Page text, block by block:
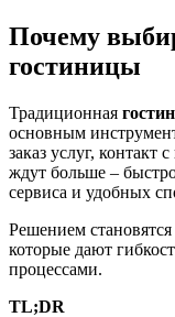
Почему
гостиницы
Традиционная
основным
заказ услуг, контакт
ждут больше –
сервиса и удобных
Решением становятся
которые дают
процессами.
TL;DR